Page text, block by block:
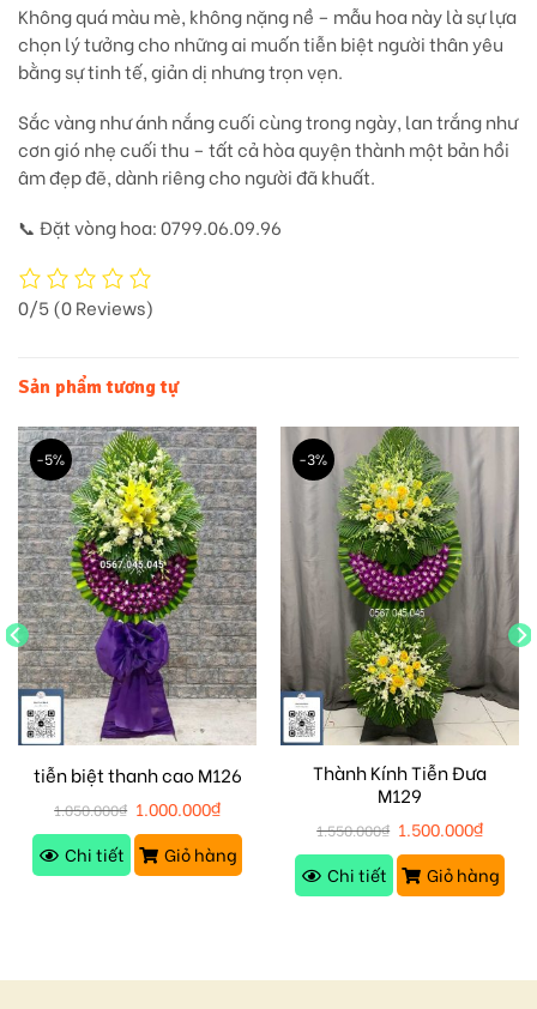
Không quá màu mè, không nặng nề – mẫu hoa này là sự lựa
chọn lý tưởng cho những ai muốn tiễn biệt người thân yêu
bằng sự tinh tế, giản dị nhưng trọn vẹn.
Sắc vàng như ánh nắng cuối cùng trong ngày, lan trắng như
cơn gió nhẹ cuối thu – tất cả hòa quyện thànhmột bản hồi
âm đẹp đẽ, dành riêng cho người đã khuất.
📞 Đặt vòng hoa: 0799.06.09.96
0/5(0 Reviews)
Sản phẩm tương tự
-5%
tiễn biệt thanh cao M126
1.050.000₫ 1.000.000₫
Chi tiết
Giỏ hàng
-3%
Thành Kính Tiễn Đưa
M129
1.550.000₫ 1.500.000₫
Chi tiết
Giỏ hàng